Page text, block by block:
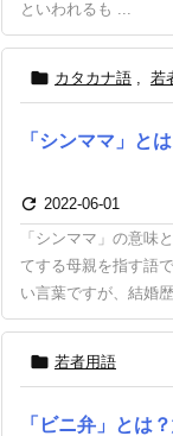
といわれるも ...
 カタカナ語 , 若
「シンママ」と
 2022-06-01
「シンママ」の意味
てする母親を指す語
い言葉ですが、結婚
 若者用語
「ビニ弁」とは